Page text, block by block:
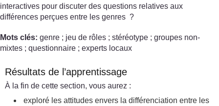
interactives pour discuter des questions relatives aux
différences perçues entre les genres ?
Mots clés: genre ; jeu de rôles ; stéréotype ; groupes non-
mixtes ; questionnaire ; experts locaux
Résultats de l’apprentissage
À la fin de cette section, vous aurez :
exploré les attitudes envers la différenciation entre les